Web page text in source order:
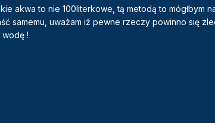
akwa to nie 100literkowe, tą metodą to mógłbym
samemu, uważam iż pewne rzeczy powinno się
wodę !